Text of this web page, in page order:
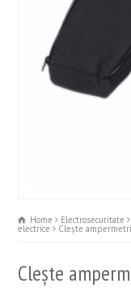
Home Electrosecuritate
electrice Clește
Clește